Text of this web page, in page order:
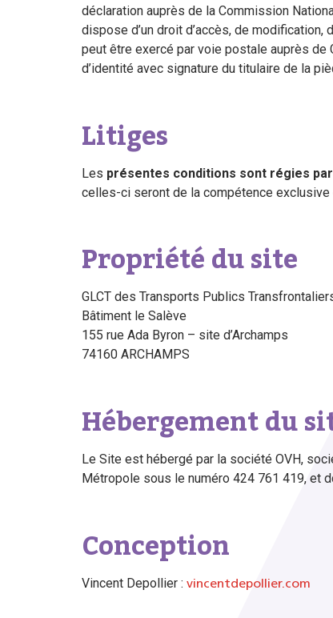
déclaration auprès de la Commission
dispose d’un droit d’accès, de
peut être exercé par voie postale auprès de
d’identité avec signature du titulaire de la
Litiges
Les présentes conditions sont régies
celles-ci seront de la compétence exclusive
Propriété du site
GLCT des Transports Publics
Bâtiment le Salève
155 rue Ada Byron – site d’Archamps
74160 ARCHAMPS
Hébergement du
Le Site est hébergé par la société OVH,
Métropole sous le numéro 424 761 419, et
Conception
Vincent Depollier : vincentdepollier.com